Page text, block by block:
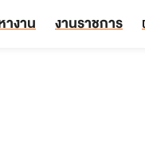
างาน งานราชการ